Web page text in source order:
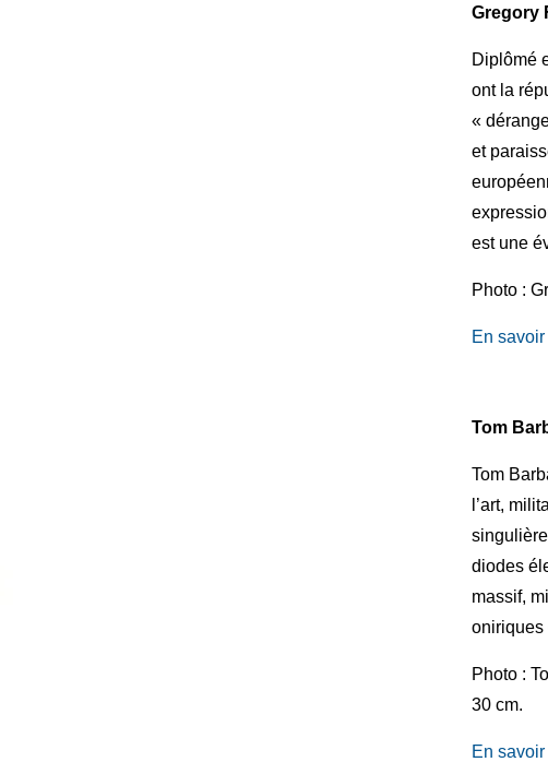
Gregory
Diplômé
ont la
«
et
est une
Photo :
En
Tom
Tom
l’art,
diodes
massif,
oniriques
Photo :
30 cm.
En